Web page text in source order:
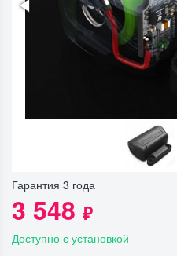
Гарантия 3 года
3 548 ₽
Доступно с установкой